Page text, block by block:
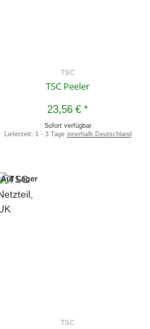
TSC
TSC Peeler
23,56 €*
Sofort verfügbar
Lieferzeit: 1 - 3 Tage innerhalb Deutschland
Auf Lager
TSC